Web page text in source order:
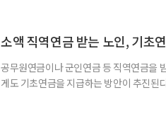
다. 이 서비스를 사용하면 직원은 이름을
소액 직역연금 받는 노인, 기초
공무원연금이나 군인연금 등 직역연금을
게도 기초연금을 지급하는 방안이 추진된